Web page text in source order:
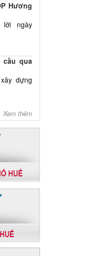
Hương
ngày
qua
dựng
Xem thêm